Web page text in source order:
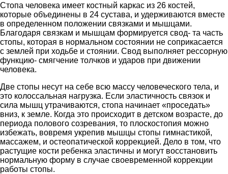
Стопа человека имеет костный каркас из 26 костей,
которые объединены в 24 сустава, и удерживаются вместе
в определенном положении связками и мышцами.
Благодаря связкам и мышцам формируется свод- та часть
стопы, которая в нормальном состоянии не соприкасается
с землей при ходьбе и стоянии. Свод выполняет рессорную
функцию- смягчение толчков и ударов при движении
человека.
Две стопы несут на себе всю массу человеческого тела, и
это колоссальная нагрузка. Если эластичность связок и
сила мышц утрачиваются, стопа начинает «проседать»
вниз, к земле. Когда это происходит в детском возрасте, до
периода полового созревания, то плоскостопия можно
избежать, вовремя укрепив мышцы стопы гимнастикой,
массажем, и остеопатической коррекцией. Дело в том, что
растущие кости ребенка эластичны и могут восстановить
нормальную форму в случае своевременной коррекции
работы стопы.